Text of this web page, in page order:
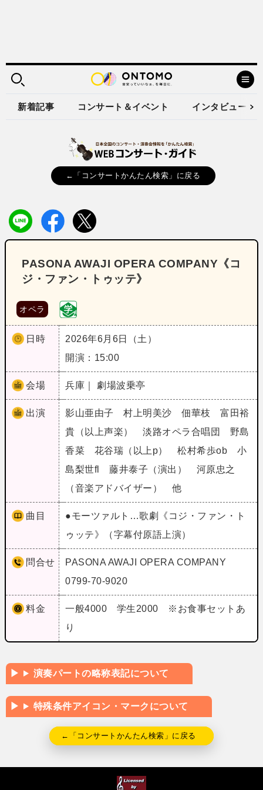
新着記事 コンサート＆イベント インタビュー
←「コンサートかんたん検索」に戻る
PASONA AWAJI OPERA COMPANY《コ
ジ・ファン・トゥッテ》
オペラ
日時
2026年6月6日（土）
開演：15:00
会場 兵庫｜ 劇場波乗亭
出演
影山亜由子 村上明美沙 佃華枝 富田裕
貴（以上声楽） 淡路オペラ合唱団 野島
香菜 花谷瑞（以上p） 松村希歩ob 小
島梨世fl 藤井泰子（演出） 河原忠之
（音楽アドバイザー） 他
曲目
●モーツァルト…歌劇《コジ・ファン・ト
ゥッテ》（字幕付原語上演）
問合せ
PASONA AWAJI OPERA COMPANY
0799-70-9020
料金
一般4000 学生2000 ※お食事セットあ
り
演奏パートの略称表記について
特殊条件アイコン・マークについて
←「コンサートかんたん検索」に戻る